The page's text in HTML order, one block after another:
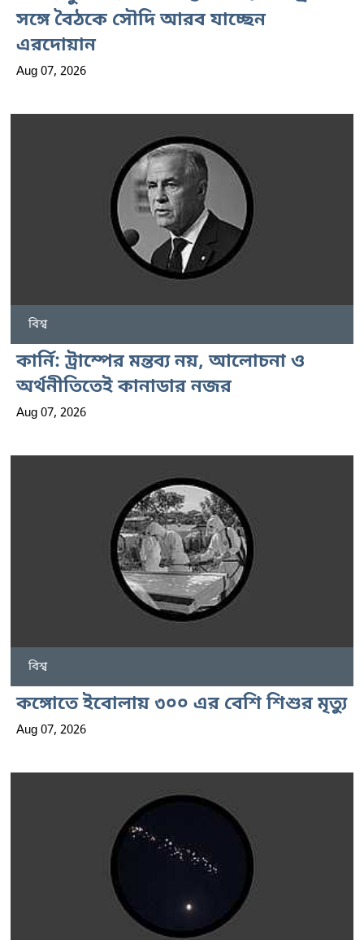
সঙ্গে বৈঠকে সৌদি আরব যাচ্ছেন
এরদোয়ান
Aug 07, 2026
বিশ্ব
কার্নি: ট্রাম্পের মন্তব্য নয়, আলোচনা ও
অর্থনীতিতেই কানাডার নজর
Aug 07, 2026
বিশ্ব
কঙ্গোতে ইবোলায় ৩০০ এর বেশি শিশুর মৃত্যু
Aug 07, 2026